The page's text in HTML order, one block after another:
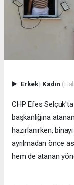
Erkek| Kadın
CHP Efes Selçuk'ta
başkanlığına
hazırlanırken,
ayrılmadan önce
hem de atanan